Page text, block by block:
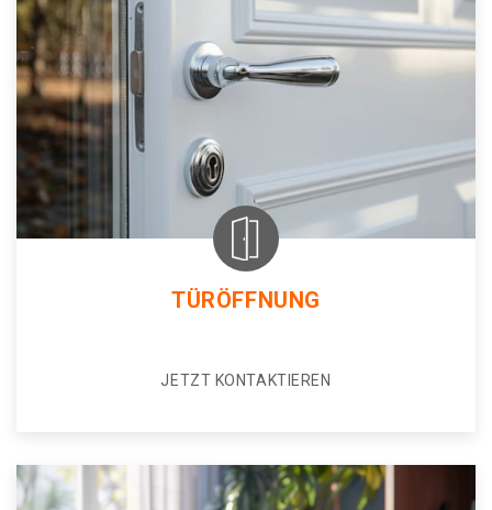
TÜRÖFFNUNG
JETZT KONTAKTIEREN